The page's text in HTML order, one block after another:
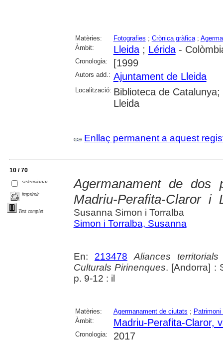
Matèries: Fotografies ; Crònica gràfica;
Àmbit:
Lleida; Lérida-
Cronologia: [1999
Autors add.: Ajuntament de Lleida
Localització: Biblioteca de
Lleida
Enllaç permanent a aquest
10 / 70
seleccionar
imprimir
Text complet
Agermanament de dos
Madriu-Perafita-Claror i
Susanna Simon i Torralba
Simon i Torralba, Susanna
En: 213478
Aliances
Culturals Pirinenques. [Andorra] :
p. 9-12 : il
Matèries: Agermanament de ciutats ; Patrimoni
Àmbit:
Madriu-Perafita-Claror,
Cronologia: 2017